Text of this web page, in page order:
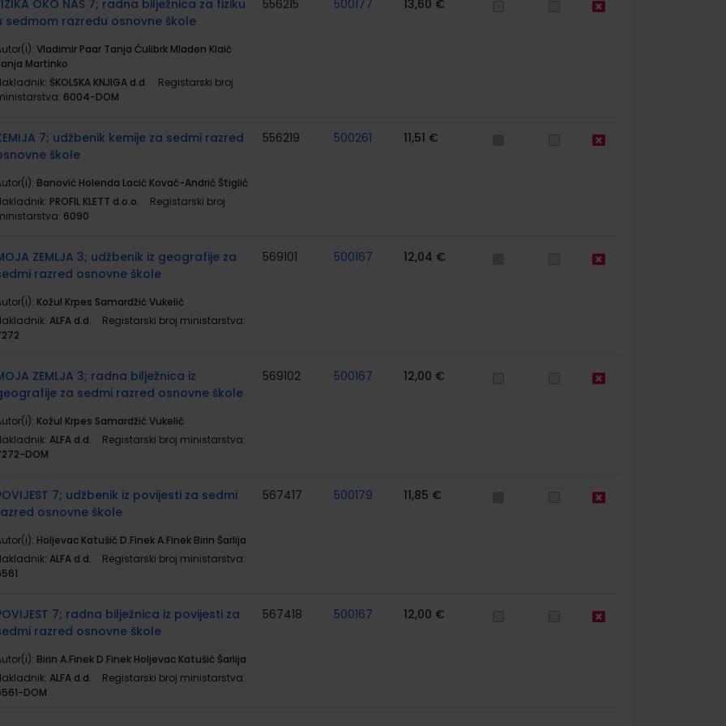
OKO NAS 7; radna bilježnica za fiziku
sedmom razredu osnovne škole
Vladimir Paar Tanja Ćulibrk Mladen Klaić
Martinko
ŠKOLSKA KNJIGA d.d.
Registarski broj
6004-DOM
556215 500177 13,60 €
7; udžbenik kemije za sedmi razred
škole
Banović Holenda Lacić Kovač-Andrić Štiglić
PROFIL KLETT d.o.o.
Registarski broj
6090
556219 500261 11,51 €
ZEMLJA 3; udžbenik iz geografije za
razred osnovne škole
Kožul Krpes Samardžić Vukelić
ALFA d.d.
Registarski broj ministarstva:
569101 500167 12,04 €
ZEMLJA 3; radna bilježnica iz
za sedmi razred osnovne škole
Kožul Krpes Samardžić Vukelić
ALFA d.d.
Registarski broj ministarstva:
DOM
569102 500167 12,00 €
7; udžbenik iz povijesti za sedmi
osnovne škole
Holjevac Katušić D.Finek A.Finek Birin Šarlija
ALFA d.d.
Registarski broj ministarstva:
567417 500179 11,85 €
7; radna bilježnica iz povijesti za
razred osnovne škole
Birin A.Finek D.Finek Holjevac Katušić Šarlija
ALFA d.d.
Registarski broj ministarstva:
DOM
567418 500167 12,00 €